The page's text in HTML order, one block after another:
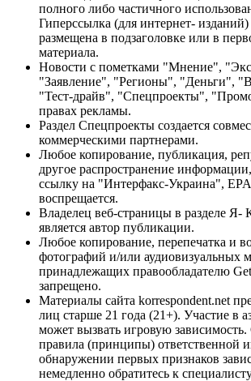
полного либо частичного
Гиперссылка (для интернет-
размещена в подзаголовке или в
материала.
Новости с пометками "Мнение",
"Заявление", "Регионы", "Деньги",
"Тест-драйв", "Спецпроекты",
правах рекламы.
Раздел Спецпроекты создается
коммерческими партнерами.
Любое копирование, публикация,
другое распространение
ссылку на "Интерфакс-Украина",
воспрещается.
Владелец веб-страницы в разделе Я-
является автор публикации.
Любое копирование, перепечатка и
фотографий и/или аудиовизуальных
принадлежащих правообладателю
запрещено.
Материалы сайта korrespondent.net
лиц старше 21 года (21+). Участие в
может вызвать игровую
правила (принципы) ответственной
обнаружении первых признаков
немедленно обратитесь к